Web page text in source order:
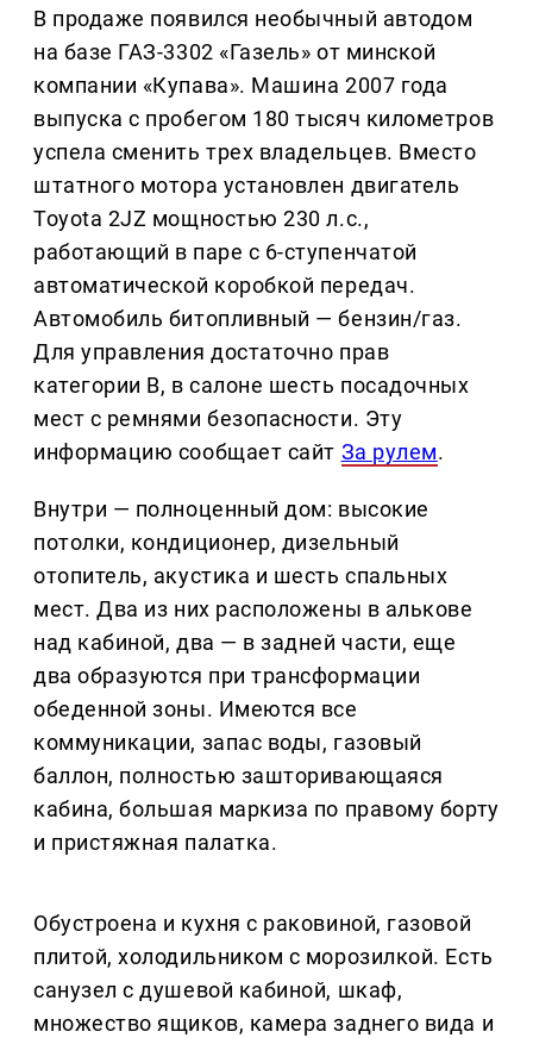
В продаже появился необычный автодом
на базе ГАЗ-3302 «Газель» от минской
компании «Купава». Машина 2007 года
выпуска с пробегом 180 тысяч километров
успела сменить трех владельцев. Вместо
штатного мотора установлен двигатель
Toyota 2JZ мощностью 230 л.с.,
работающий в паре с 6-ступенчатой
автоматической коробкой передач.
Автомобиль битопливный — бензин/газ.
Для управления достаточно прав
категории B, в салоне шесть посадочных
мест с ремнями безопасности. Эту
информацию сообщает сайт За рулем.
Внутри — полноценный дом: высокие
потолки, кондиционер, дизельный
отопитель, акустика и шесть спальных
мест. Два из них расположены в алькове
над кабиной, два — в задней части, еще
два образуются при трансформации
обеденной зоны. Имеются все
коммуникации, запас воды, газовый
баллон, полностью зашторивающаяся
кабина, большая маркиза по правому борту
и пристяжная палатка.
Обустроена и кухня с раковиной, газовой
плитой, холодильником с морозилкой. Есть
санузел с душевой кабиной, шкаф,
множество ящиков, камера заднего вида и